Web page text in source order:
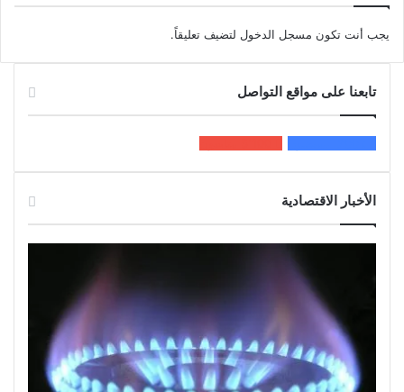
يجب أنت تكون مسجل الدخول لتضيف تعليقاً.
تابعنا على مواقع التواصل
الأخبار الاقتصادية